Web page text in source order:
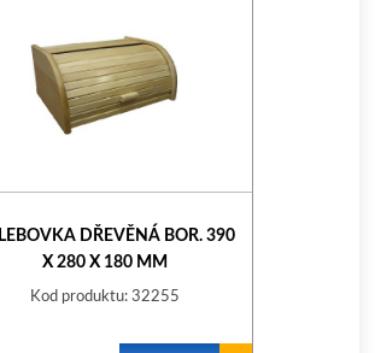
DŘEVĚNÁ BOR. 390
X 280 X 180 MM
Kod produktu: 32255